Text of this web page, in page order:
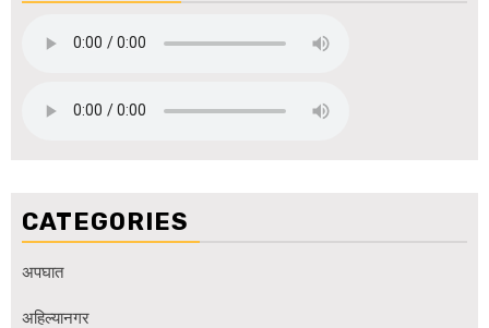
CATEGORIES
अपघात
अहिल्यानगर